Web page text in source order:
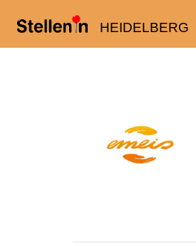
HEIDELBERG